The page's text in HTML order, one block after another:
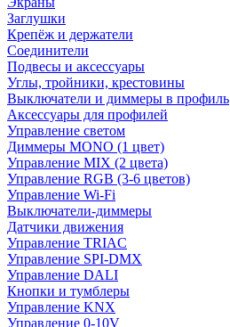
Заглушки
Крепёж и держатели
Соединители
Подвесы и аксессуары
Углы, тройники, крестовины
Выключатели и диммеры в профиль
Аксессуары для профилей
Управление светом
Диммеры MONO (1 цвет)
Управление MIX (2 цвета)
Управление RGB (3-6 цветов)
Управление Wi-Fi
Выключатели-диммеры
Датчики движения
Управление TRIAC
Управление SPI-DMX
Управление DALI
Кнопки и тумблеры
Управление KNX
Управление 0-10V